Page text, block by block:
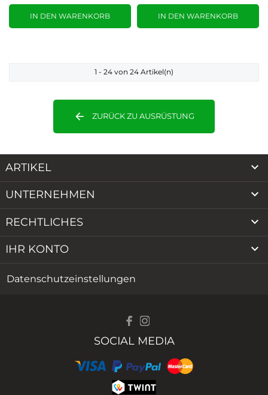
IN DEN WARENKORB IN DEN WARENKORB
1 - 24 von 24 Artikel(n)
arrow_back ZURÜCK ZU AUSRÜSTUNG
ARTIKEL 
UNTERNEHMEN 
RECHTLICHES 
IHR KONTO 
Datenschutzeinstellungen
SOCIAL MEDIA